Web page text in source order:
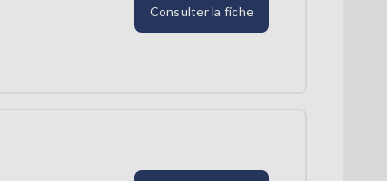
Consulter la fiche